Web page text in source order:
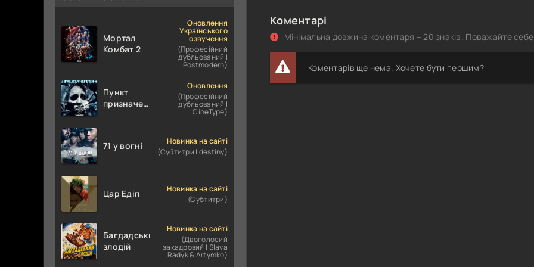
Коментарі
Мінімальна довжина коментаря – 20 знаків. Поважайте себе
Коментарів ще нема. Хочете бути першим?
Мортал
Комбат 2
Оновлення
Українського
озвучення
(Професійний
дубльований |
Postmodern)
Пункт
призначення
Оновлення
(Професійний
дубльований |
CineType)
71 у вогні
Новинка на сайті
(Субтитри | destiny)
Цар Едіп
Новинка на сайті
(Субтитри)
Багдадський
злодій
Новинка на сайті
(Двоголосий
закадровий | Slava
Radyk & Artymko)